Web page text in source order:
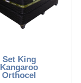
Set King
Kangaroo
Orthocel